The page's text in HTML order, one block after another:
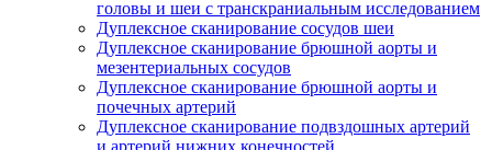
головы и шеи с транскраниальным исследованием
Дуплексное сканирование сосудов шеи
Дуплексное сканирование брюшной аорты и
мезентериальных сосудов
Дуплексное сканирование брюшной аорты и
почечных артерий
Дуплексное сканирование подвздошных артерий